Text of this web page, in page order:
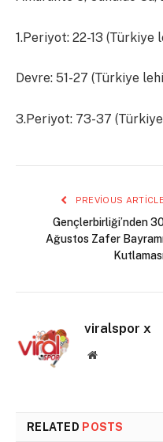
1.Periyot: 22-13 (Türkiye
Devre: 51-27 (Türkiye
3.Periyot: 73-37
PREVIOUS ARTICLE
Gençlerbirliği’nden
Ağustos Zafer
viralspor x
Website
RELATED POSTS